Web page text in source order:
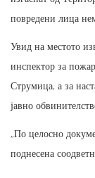
повредени лица
Увид на местото
инспектор за
Струмица, а за
јавно
„По целосно
поднесена